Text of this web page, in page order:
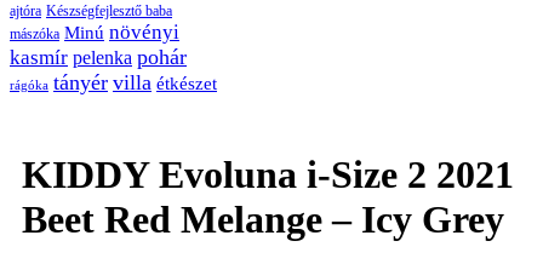
ajtóra Készségfejlesztő baba
mászóka Minú növényi
kasmír pelenka pohár
rágóka tányér villa étkészet
KIDDY Evoluna i-Size 2 2021
Beet Red Melange – Icy Grey